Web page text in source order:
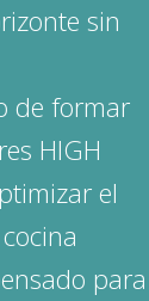
sin
de formar
HIGH
el
para